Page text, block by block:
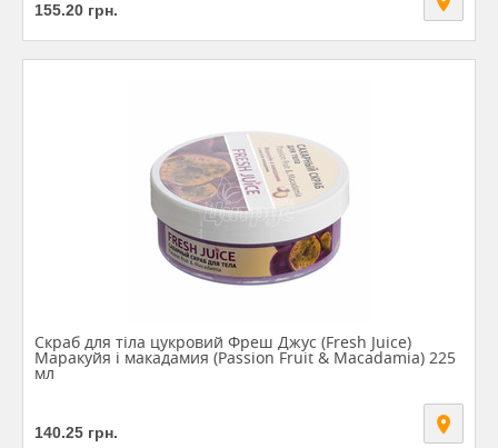
155.20 грн.
Скраб для тіла цукровий Фреш Джус (Fresh Juice)
Маракуйя і макадамия (Passion Fruit & Macadamia) 225
мл
140.25 грн.